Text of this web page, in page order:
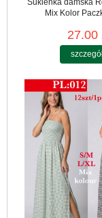
Sukienka damska
Mix Kolor
27.00